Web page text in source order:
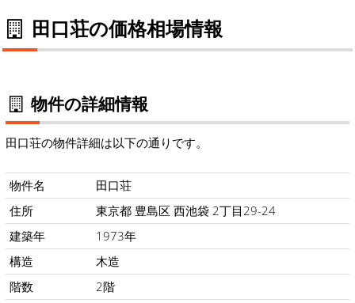
田口荘の価格相場情報
物件の詳細情報
田口荘の物件詳細は以下の通りです。
物件名
田口荘
住所
東京都 豊島区 西池袋 2丁目29-24
建築年
1973年
構造
木造
階数
2階